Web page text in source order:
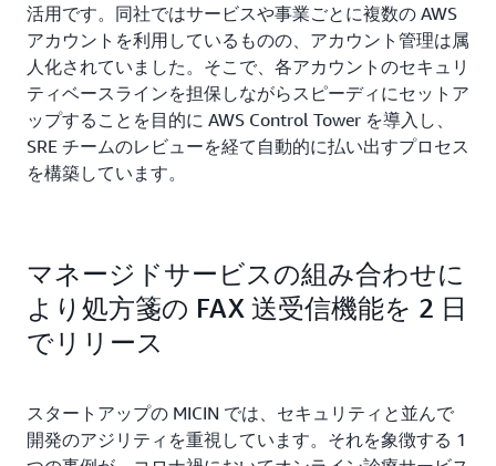
活用です。同社ではサービスや事業ごとに複数の AWS
アカウントを利用しているものの、アカウント管理は属
人化されていました。そこで、各アカウントのセキュリ
ティベースラインを担保しながらスピーディにセットア
ップすることを目的に AWS Control Tower を導入し、
SRE チームのレビューを経て自動的に払い出すプロセス
を構築しています。
マネージドサービスの組み合わせに
より処方箋の FAX 送受信機能を 2 日
でリリース
スタートアップの MICIN では、セキュリティと並んで
開発のアジリティを重視しています。それを象徴する 1